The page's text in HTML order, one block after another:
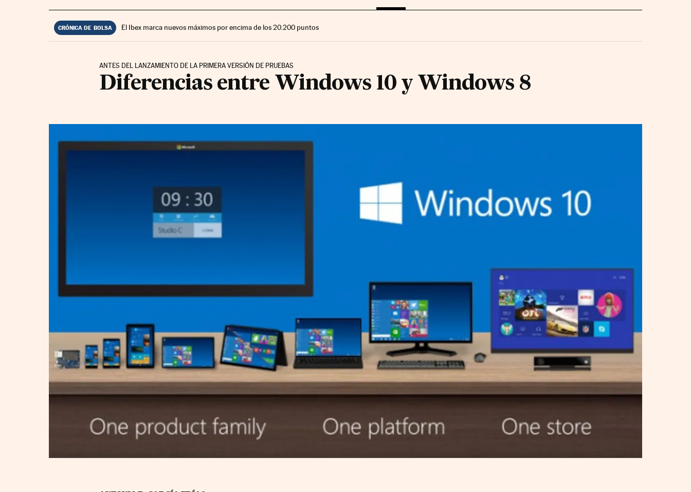
CRÓNICA DE BOLSA El Ibex marca nuevos máximos por encima de los 20.200 puntos
ANTES DEL LANZAMIENTO DE LA PRIMERA VERSIÓN DE PRUEBAS
Diferencias entre Windows 10 y Windows 8